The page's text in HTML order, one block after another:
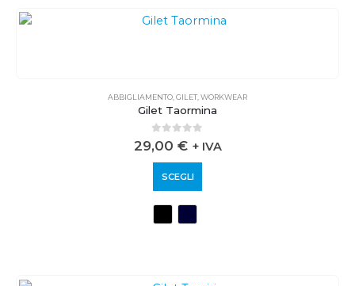
ABBIGLIAMENTO GILET WORKWEAR
Gilet Taormina
0out of 5
29,00 € + IVA
SCEGLI